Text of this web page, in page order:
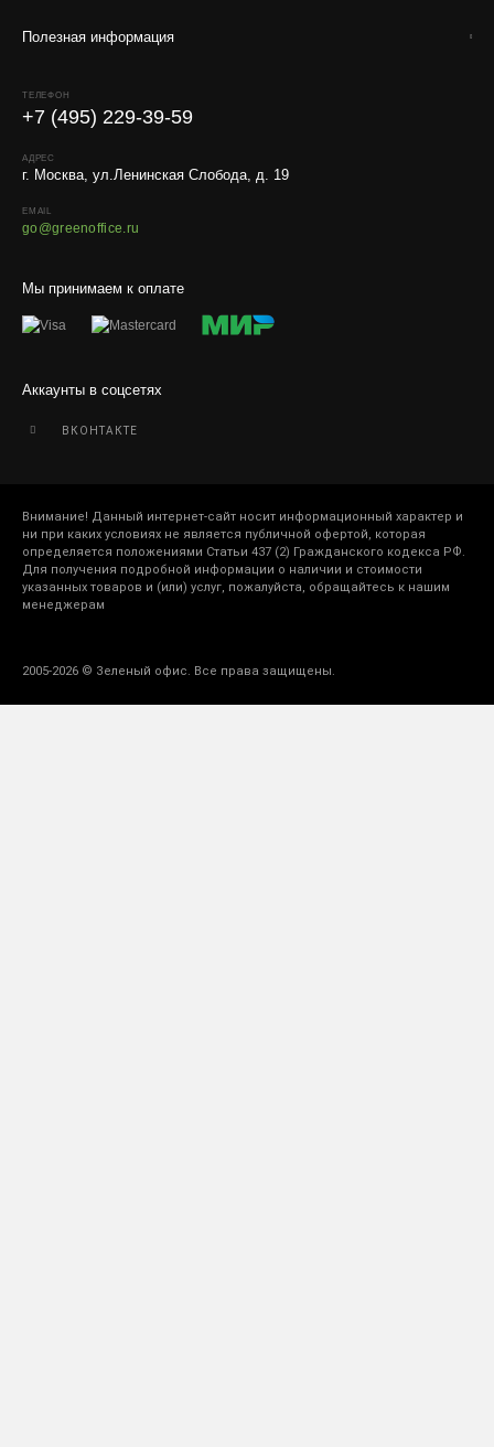
Для защиты от повреждений рекомендуем оформлять
Полезная информация
Мы принимаем к оплате
Аккаунты в соцсетях
ВКОНТАКТЕ
ТЕЛЕФОН
+7 (495) 229-39-59
АДРЕС
г. Москва, ул.Ленинская Слобода, д. 19
EMAIL
go@greenoffice.ru
Внимание! Данный интернет-сайт носит информационный характер и
ни при каких условиях не является публичной офертой, которая
определяется положениями Статьи 437 (2) Гражданского кодекса РФ.
Для получения подробной информации о наличии и стоимости
указанных товаров и (или) услуг, пожалуйста, обращайтесь к нашим
менеджерам
2005-2026 © Зеленый офис. Все права защищены.